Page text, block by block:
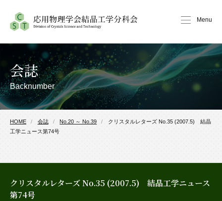
Menu
Backnumber
会誌
HOME 会誌 No.20 ～ No.39
クリスタルレターズ No.35 (2007.5) 結晶
工学ニュース第74号
クリスタルレターズ No.35 (2007.5) 結晶工学ニュース
第74号